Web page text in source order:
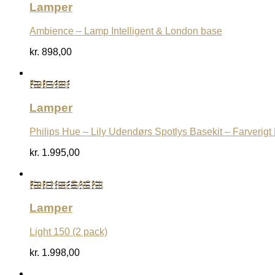
Lamper
Ambience – Lamp Intelligent & London base
kr. 898,00
Køb vare
Lamper
Philips Hue – Lily Udendørs Spotlys Basekit – Farverigt
kr. 1.995,00
Køb Hos SACKit
Lamper
Light 150 (2 pack)
kr. 1.998,00